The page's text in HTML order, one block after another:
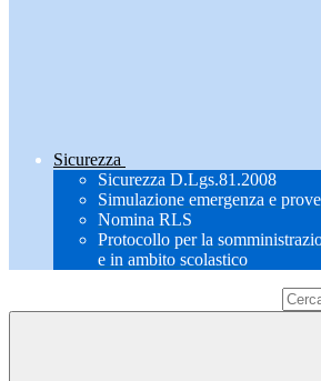
Sicurezza
Sicurezza D.Lgs.81.2008
Simulazione emergenza e
Nomina RLS
Protocollo per la
e in ambito scolastico